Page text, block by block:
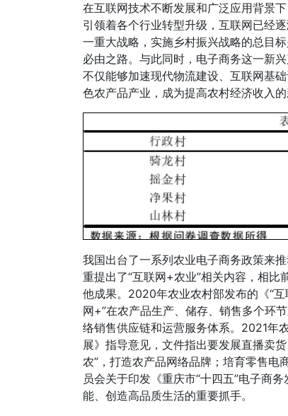
在互联网技术不断发展和广泛应用背景
引领着各个行业转型升级，互联网已经
一重大战略，实施乡村振兴战略的总目
必由之路。与此同时，电子商务这一新
不仅能够加速现代物流建设、互联网基
色农产品产业，成为提高农村经济收入的
我国出台了一系列农业电子商务政策来
重提出了“互联网+农业”相关内容，相比
他成果。2020年农业农村部发布的《“
网+”在农产品生产、储存、销售多个环
络销售供应链和运营服务体系。2021年
展》指导意见，文件指出要发展直播卖
农”，打造农产品网络品牌；培育零售
员会关于印发《重庆市“十四五”电子商
能、创造高品质生活的重要抓手。